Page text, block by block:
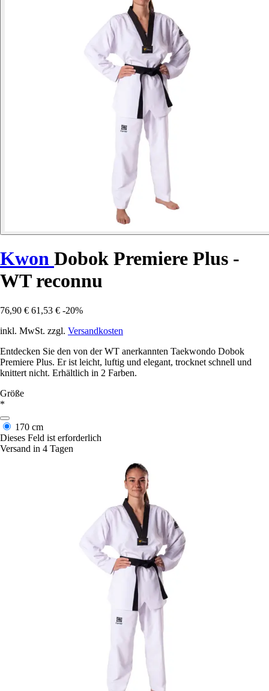
Kwon Dobok Premiere Plus -
WT reconnu
76,90 € 61,53 € -20%
inkl. MwSt. zzgl. Versandkosten
Entdecken Sie den von der WT anerkannten Taekwondo Dobok
Premiere Plus. Er ist leicht, luftig und elegant, trocknet schnell und
knittert nicht. Erhältlich in 2 Farben.
Größe
*
170 cm
Dieses Feld ist erforderlich
Versand in 4 Tagen